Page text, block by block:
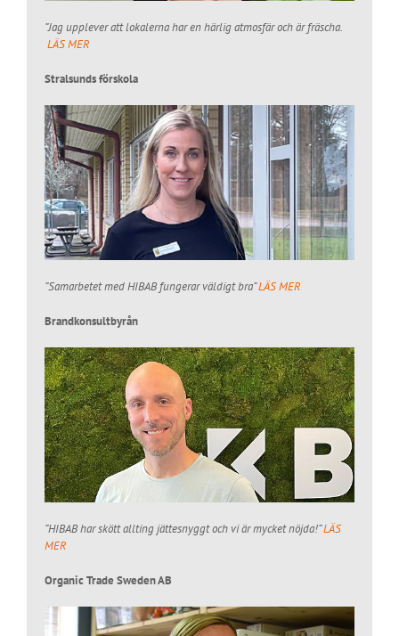
”Jag upplever att lokalerna har en härlig atmosfär och är fräscha.
LÄS MER
Stralsunds förskola
”Samarbetet med HIBAB fungerar väldigt bra”LÄS MER
Brandkonsultbyrån
”HIBAB har skött allting jättesnyggt och vi är mycket nöjda!”LÄS
MER
Organic Trade Sweden AB